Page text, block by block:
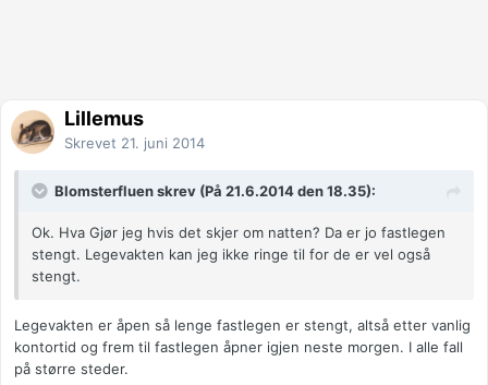
Lillemus
Skrevet 21. juni 2014
Blomsterfluen skrev (På 21.6.2014 den 18.35):
Ok. Hva Gjør jeg hvis det skjer om natten? Da er jo fastlegen
stengt. Legevakten kan jeg ikke ringe til for de er vel også
stengt.
Legevakten er åpen så lenge fastlegen er stengt, altså etter vanlig
kontortid og frem til fastlegen åpner igjen neste morgen. I alle fall
på større steder.